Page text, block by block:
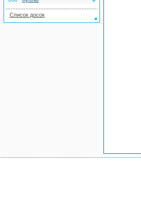
Список досок